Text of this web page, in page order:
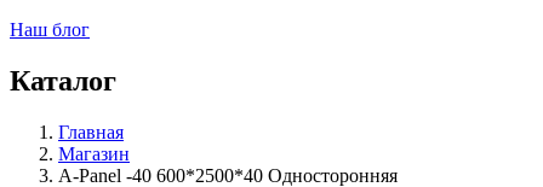
Наш блог
Каталог
Главная
Магазин
A-Panel -40 600*2500*40 Односторонняя